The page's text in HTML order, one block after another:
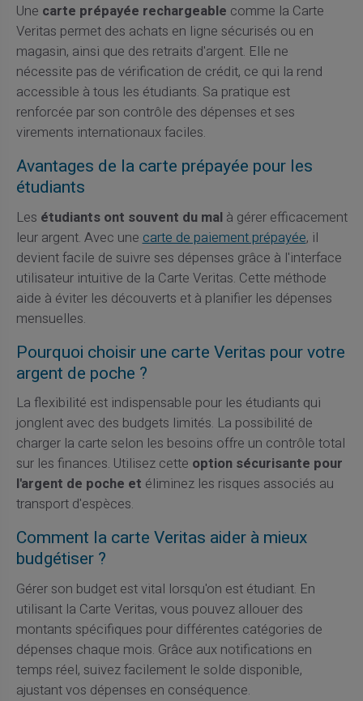
Une carte prépayée rechargeable comme la Carte
Veritas permet des achats en ligne sécurisés ou en
magasin, ainsi que des retraits d'argent. Elle ne
nécessite pas de vérification de crédit, ce qui la rend
accessible à tous les étudiants. Sa pratique est
renforcée par son contrôle des dépenses et ses
virements internationaux faciles.
Avantages de la carte prépayée pour les
étudiants
Les étudiants ont souvent du malà gérer efficacement
leur argent. Avec une carte de paiement prépayée, il
devient facile de suivre ses dépenses grâce à l'interface
utilisateur intuitive de la Carte Veritas. Cette méthode
aide à éviter les découverts et à planifier les dépenses
mensuelles.
Pourquoi choisir une carte Veritas pour votre
argent de poche ?
La flexibilité est indispensable pour les étudiants qui
jonglent avec des budgets limités. La possibilité de
charger la carte selon les besoins offre un contrôle total
sur les finances. Utilisez cette option sécurisante pour
l'argent de poche et éliminez les risques associés au
transport d'espèces.
Comment la carte Veritas aider à mieux
budgétiser ?
Gérer son budget est vital lorsqu'on est étudiant. En
utilisant la Carte Veritas, vous pouvez allouer des
montants spécifiques pour différentes catégories de
dépenses chaque mois. Grâce aux notifications en
temps réel, suivez facilement le solde disponible,
ajustant vos dépenses en conséquence.